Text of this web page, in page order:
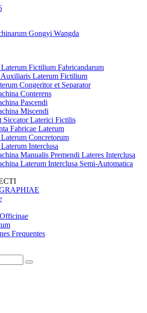
Fictilium Fabricandarum
Laterum Fictilium
Congeritor et Separator
Conterens
Pascendi
Miscendi
Siccator Laterici Fictilis
Fabricae Laterum
Concretorum
Interclusa
Manualis Premendi Lateres Interclusa
Laterum Interclusa Semi-Automatica
Frequentes